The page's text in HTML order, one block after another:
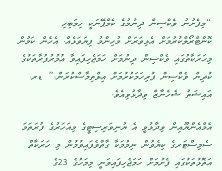
“މިފެށުނު ވެކްސިން ދިނުމުގެ ކެމްޕޭނަކީ ހިމަބިހި
ކޮންޓްރޯލްކުރުމަށް އެޅިވަރަށް މުހިންމު ފިޔަވަޅެއް. އެހެން ކަމުން
މިހަރަކާތުގައި ވެކްސިން ދިނުމަށް ހަމަޖެހިފައިވާ އުމުރުފުރާތަކުގެ
ކުދިން ވެކްސިން ފުރިހަމަކުރުމަށް އިލްތިމާސްކުރަން.” ޑރ.
އައިޝަތު ޝެހެނާޒް ވިދާޅުވިއެވެ.
އެމްއެންޔޫއިން ވިދާޅުވީ އެ ޔުނިވަރިސިޓީގެ މިއަހަރުގެ ފުރަތަމަ
ސެމިސްޓަރގެ ކިޔެވުން ނިމުމަކާ ގާތްވެފައިވުމުން މި ހަރަކާތް
އަތޮޅުތަކުގައި ފެށުމަށް ހަމަޖެހިފައިވަނީ މިމަހުގެ 23ގެ